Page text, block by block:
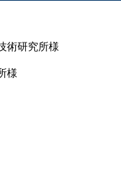
術研究所様
様